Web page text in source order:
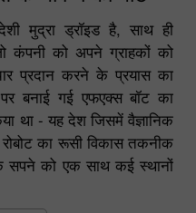
मुद्रा ड्रॉइड है, साथ ही
कंपनी को अपने ग्राहकों को
प्रदान करने के प्रयास का
बनाई गई एफएक्स बॉट का
था - यह देश जिसमें वैज्ञानिक
का रूसी विकास तकनीक
सपने को एक साथ कई स्थानों